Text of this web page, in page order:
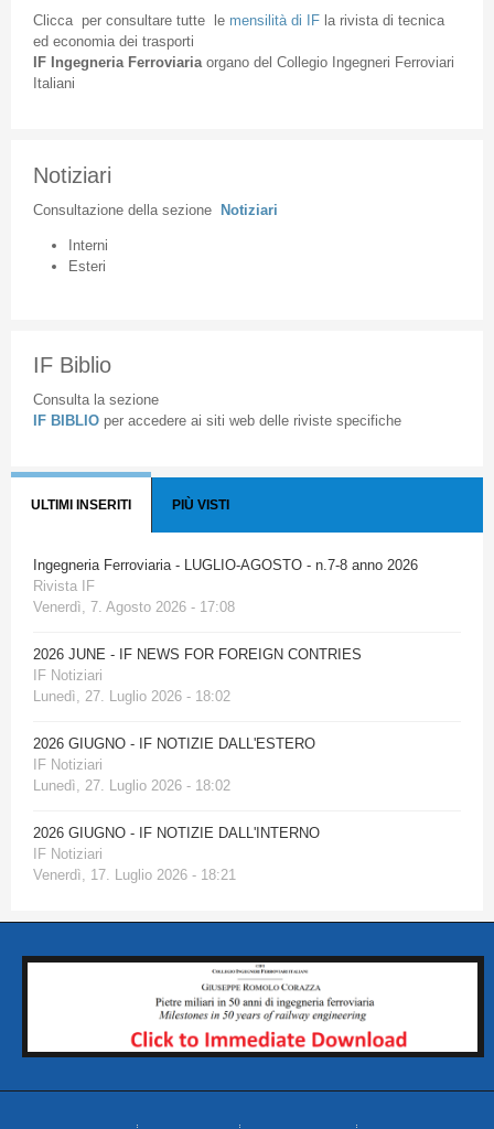
Cliccaper consultare tuttele mensilità di IFla rivista di tecnica
ed economia dei trasporti
IF Ingegneria Ferroviaria organodel Collegio Ingegneri Ferroviari
Italiani
Notiziari
Consultazione della sezione Notiziari
Interni
Esteri
IF Biblio
Consulta la sezione
IF BIBLIO per accedere ai siti web delle riviste specifiche
ULTIMI INSERITI PIÙ VISTI
Ingegneria Ferroviaria - LUGLIO-AGOSTO - n.7-8 anno 2026
Rivista IF
Venerdì, 7. Agosto 2026 - 17:08
2026 JUNE - IF NEWS FOR FOREIGN CONTRIES
IF Notiziari
Lunedì, 27. Luglio 2026 - 18:02
2026 GIUGNO - IF NOTIZIE DALL'ESTERO
IF Notiziari
Lunedì, 27. Luglio 2026 - 18:02
2026 GIUGNO - IF NOTIZIE DALL'INTERNO
IF Notiziari
Venerdì, 17. Luglio 2026 - 18:21